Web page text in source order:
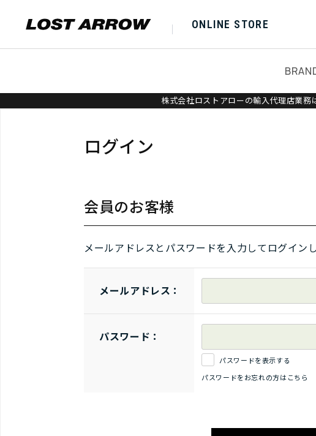
ONLINE STORE
株式会社ロストアローの輸入代理店業務
ログイン
会員のお客様
メールアドレスとパスワードを入力してログイン
メールアドレス：
パスワード：
パスワードを表示する
パスワードをお忘れの方はこちら